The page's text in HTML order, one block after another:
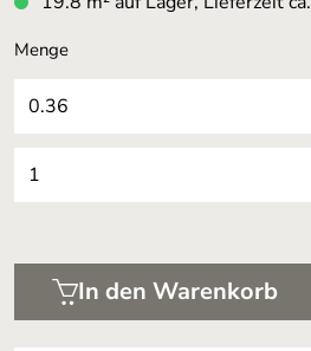
Menge
In den Warenkorb